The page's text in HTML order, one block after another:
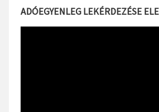
ADÓEGYENLEG LEKÉRDEZÉSE